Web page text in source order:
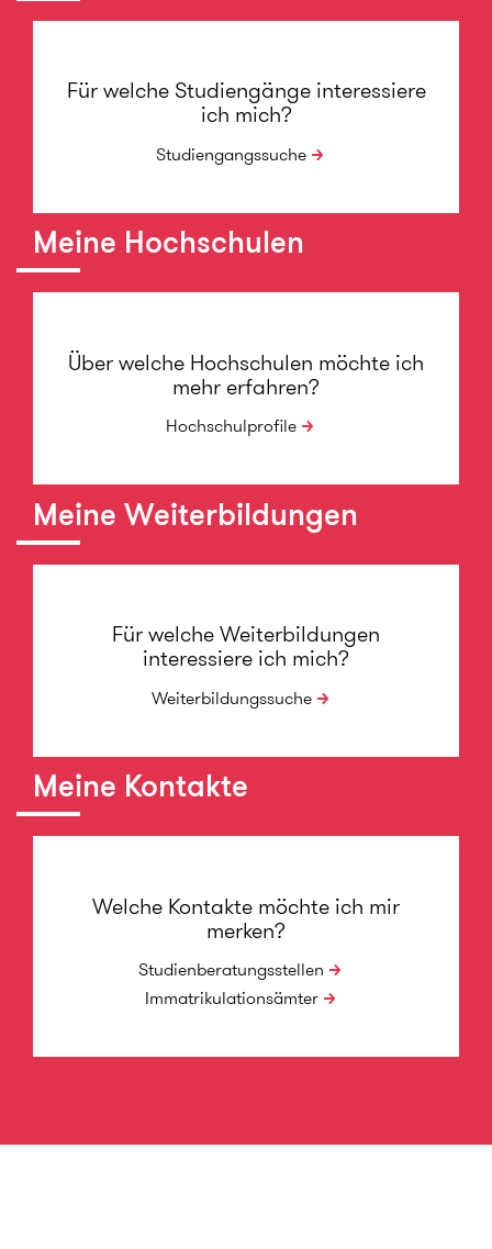
Für welche Studiengänge interessiere
ich mich?
Studiengangssuche
Meine Hochschulen
Über welche Hochschulen möchte ich
mehr erfahren?
Hochschulprofile
Meine Weiterbildungen
Für welche Weiterbildungen
interessiere ich mich?
Weiterbildungssuche
Meine Kontakte
Welche Kontakte möchte ich mir
merken?
Studienberatungsstellen
Immatrikulationsämter